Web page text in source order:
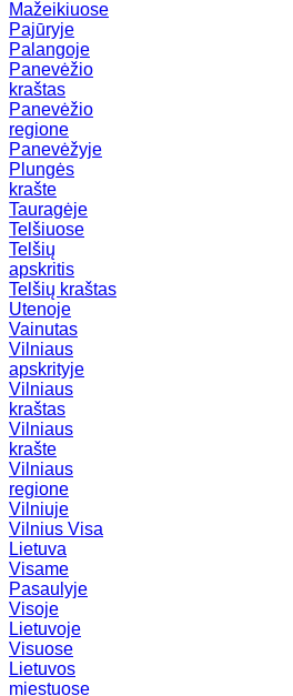
Mažeikiuose
Pajūryje
Palangoje
Panevėžio
kraštas
Panevėžio
regione
Panevėžyje
Plungės
krašte
Tauragėje
Telšiuose
Telšių
apskritis
Telšių kraštas
Utenoje
Vainutas
Vilniaus
apskrityje
Vilniaus
kraštas
Vilniaus
krašte
Vilniaus
regione
Vilniuje
Vilnius Visa
Lietuva
Visame
Pasaulyje
Visoje
Lietuvoje
Visuose
Lietuvos
miestuose